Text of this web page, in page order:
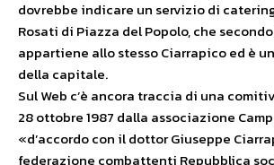
dovrebbe indicare un servizio di
Rosati di Piazza del Popolo, che
appartiene allo stesso Ciarrapico ed è
della capitale.
Sul Web c’è ancora traccia di una
28 ottobre 1987 dalla associazione
«d’accordo con il dottor Giuseppe
federazione combattenti Repubblica